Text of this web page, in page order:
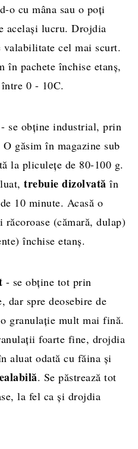
o cu mâna sau o poți
același lucru. Drojdia
valabilitate cel mai scurt.
în pachete închise etanș,
0 - 10C.
- se obține industrial, prin
găsim în magazine sub
la pliculețe de 80-100 g.
trebuie dizolvată în
10 minute. Acasă o
(cămară, dulap)
închise etanș.
- se obține tot prin
dar spre deosebire de
granulație mult mai fină.
foarte fine, drojdia
aluat odată cu făina și
. Se păstrează tot
la fel ca și drojdia